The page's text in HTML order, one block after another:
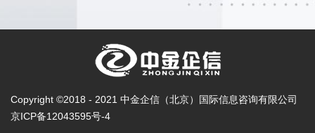
Copyright ©2018 - 2021 中金企信（北京）国际信息咨询有限公司
京ICP备12043595号-4